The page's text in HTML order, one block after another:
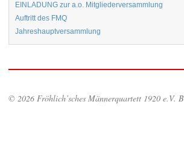
EINLADUNG zur a.o. Mitgliederversammlung
Auftritt des FMQ
Jahreshauptversammlung
© 2026 Fröhlich’sches Männerquartett 1920 e.V.